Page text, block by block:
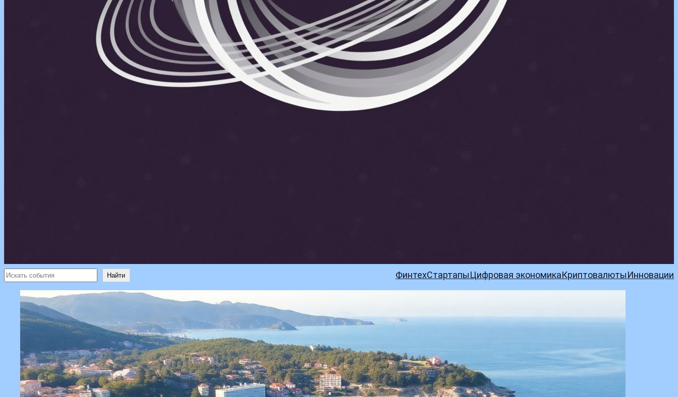
Поиск Найти ФинтехСтартапыЦифровая экономикаКриптовалютыИнновации